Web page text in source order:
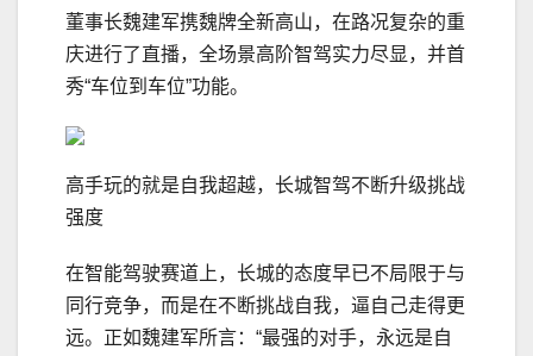
董事长魏建军携魏牌全新高山，在路况复杂的重
庆进行了直播，全场景高阶智驾实力尽显，并首
秀“车位到车位”功能。
高手玩的就是自我超越，长城智驾不断升级挑战
强度
在智能驾驶赛道上，长城的态度早已不局限于与
同行竞争，而是在不断挑战自我，逼自己走得更
远。正如魏建军所言：“最强的对手，永远是自